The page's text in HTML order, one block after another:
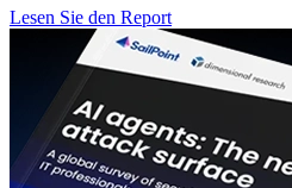
Lesen Sie den Report